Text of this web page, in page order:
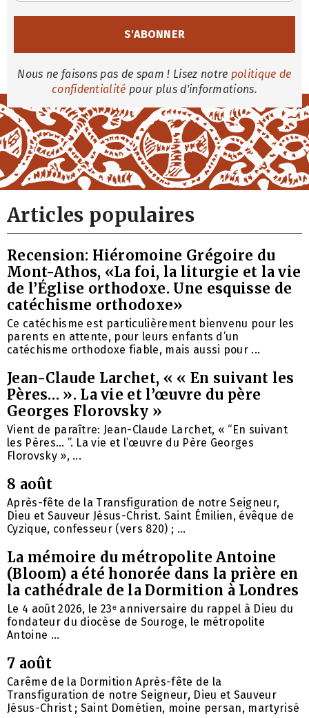
Nous ne faisons pas de spam ! Lisez notre politique de
confidentialité pour plus d'informations.
Articles populaires
Recension: Hiéromoine Grégoire du
Mont-Athos, «La foi, la liturgie et la vie
de l’Église orthodoxe. Une esquisse de
catéchisme orthodoxe»
Ce catéchisme est particulièrement bienvenu pour les
parents en attente, pour leurs enfants d’un
catéchisme orthodoxe fiable, mais aussi pour ...
Jean-Claude Larchet, « « En suivant les
Pères… ». La vie et l’œuvre du père
Georges Florovsky »
Vient de paraître: Jean-Claude Larchet, « “En suivant
les Pères… ”. La vie et l’œuvre du Père Georges
Florovsky », ...
8 août
Après-fête de la Transfiguration de notre Seigneur,
Dieu et Sauveur Jésus-Christ. Saint Émilien, évêque de
Cyzique, confesseur (vers 820) ; ...
La mémoire du métropolite Antoine
(Bloom) a été honorée dans la prière en
la cathédrale de la Dormition à Londres
Le 4 août 2026, le 23ᵉ anniversaire du rappel à Dieu du
fondateur du diocèse de Souroge, le métropolite
Antoine ...
7 août
Carême de la Dormition Après-fête de la
Transfiguration de notre Seigneur, Dieu et Sauveur
Jésus-Christ ; Saint Dométien, moine persan, martyrisé